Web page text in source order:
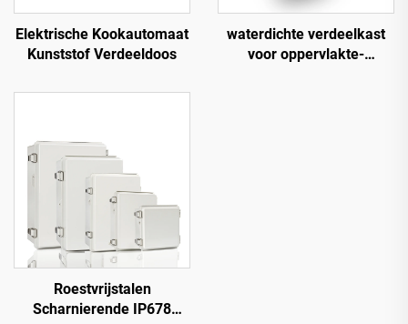
Elektrische Kookautomaat
Kunststof Verdeeldoos
waterdichte verdeelkast
voor oppervlakte-
Roestvrijstalen
Scharnierende IP678